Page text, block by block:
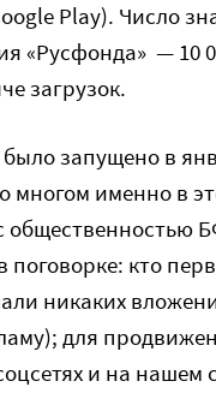
Play). Число
«Русфонда» — 10
загрузок.
запущено в
многом именно в
общественностью
поговорке: кто
никаких
для
и на нашем